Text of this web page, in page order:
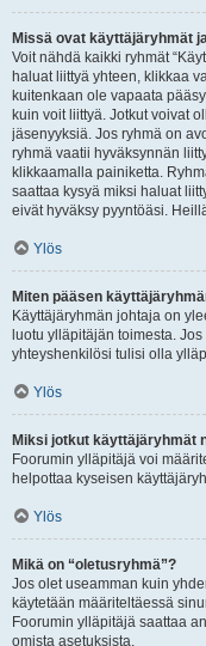
Missä ovat käyttäjäryhmät
Voit nähdä kaikki ryhmät
haluat liittyä yhteen, klikkaa
kuitenkaan ole vapaata
kuin voit liittyä. Jotkut voivat
jäsenyyksiä. Jos ryhmä on
ryhmä vaatii hyväksynnän
klikkaamalla painiketta.
saattaa kysyä miksi haluat
eivät hyväksy pyyntöäsi.
Ylös
Miten pääsen
Käyttäjäryhmän johtaja on
luotu ylläpitäjän toimesta.
yhteyshenkilösi tulisi olla
Ylös
Miksi jotkut käyttäjäryhmät
Foorumin ylläpitäjä voi
helpottaa kyseisen
Ylös
Mikä on “oletusryhmä”?
Jos olet useamman kuin
käytetään määriteltäessä
Foorumin ylläpitäjä saattaa
omista asetuksista.